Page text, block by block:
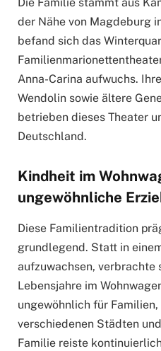
der Nähe von Magdeburg
befand sich das
Anna-Carina aufwuchs.
Wendolin sowie ältere
betrieben dieses Theater
Deutschland.
Kindheit im
ungewöhnliche
Diese Familientradition
grundlegend. Statt in
aufzuwachsen, verbrachte
Lebensjahre im
ungewöhnlich für
verschiedenen Städten
Familie reiste